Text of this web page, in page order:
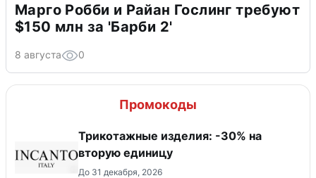
Марго Робби и Райан Гослинг требуют
$150 млн за 'Барби 2'
8 августа 0
Промокоды
Трикотажные изделия: -30% на
вторую единицу
До 31 декабря, 2026